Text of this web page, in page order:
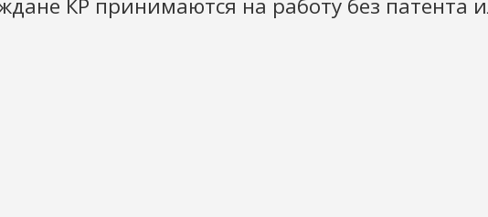
КР принимаются на работу без патента